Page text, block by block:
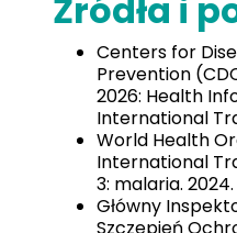
Źródła i
Centers for
Prevention
2026: Health
International
World Health
International
3: malaria. 2024.
Główny